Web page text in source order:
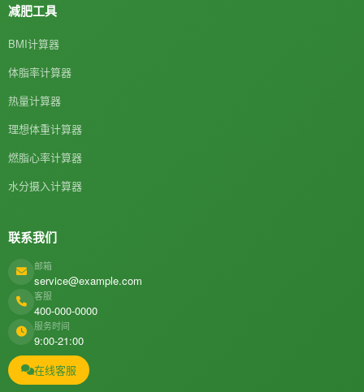
减肥工具
BMI计算器
体脂率计算器
热量计算器
理想体重计算器
燃脂心率计算器
水分摄入计算器
联系我们
邮箱
service@example.com
客服
400-000-0000
服务时间
9:00-21:00
在线客服